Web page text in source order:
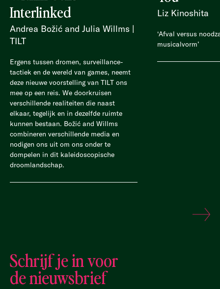
Interlinked
Andrea Božić and Julia Willms |
TILT
Ergens tussen dromen, surveillance-
tactiek en de wereld van games, neemt
deze nieuwe voorstelling van TILT ons
mee op een reis. We doorkruisen
verschillende realiteiten die naast
elkaar, tegelijk en in dezelfde ruimte
kunnen bestaan. Božić and Willms
combineren verschillende media en
nodigen ons uit om ons onder te
dompelen in dit kaleidoscopische
droomlandschap.
Liz Kinoshita
‘Afval versus
musicalvorm’
Schrijf je in voor
de nieuwsbrief